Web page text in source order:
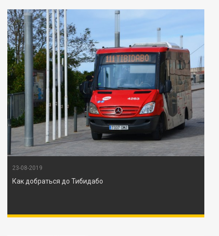
23-08-2019
Как добраться до Тибидабо